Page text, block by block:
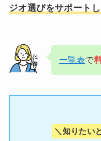
ジオ選びをサポートし
一覧表で
＼知りたい